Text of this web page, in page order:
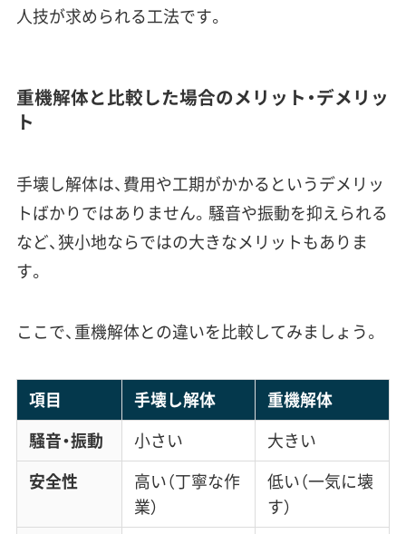
人技が求められる工法です。
重機解体と比較した場合のメリット・デメリッ
ト
手壊し解体は、費用や工期がかかるというデメリッ
トばかりではありません。騒音や振動を抑えられる
など、狭小地ならではの大きなメリットもありま
す。
ここで、重機解体との違いを比較してみましょう。
項目 手壊し解体
重機解体
騒音・振動
小さい
大きい
安全性
高い（丁寧な作
業）
低い（一気に壊
す）